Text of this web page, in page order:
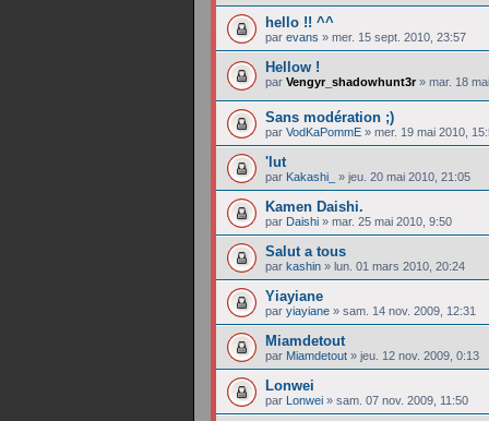
hello !! ^^
par evans » mer. 15 sept. 2010, 23:57
Hellow !
par Vengyr_shadowhunt3r » mar. 18
Sans modération ;)
par VodKaPommE » mer. 19 mai 2010,
'lut
par Kakashi_ » jeu. 20 mai 2010, 21:05
Kamen Daishi.
par Daishi » mar. 25 mai 2010, 9:50
Salut a tous
par kashin » lun. 01 mars 2010, 20:24
Yiayiane
par yiayiane » sam. 14 nov. 2009, 12:31
Miamdetout
par Miamdetout » jeu. 12 nov. 2009, 0:13
Lonwei
par Lonwei » sam. 07 nov. 2009, 11:50